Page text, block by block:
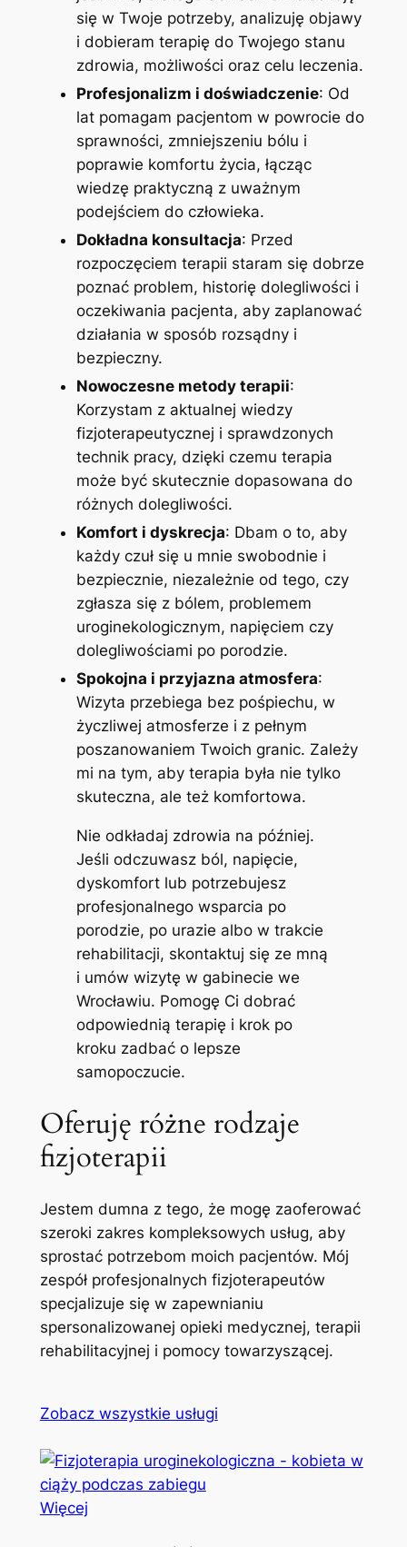
się w Twoje potrzeby, analizuję objawy
i dobieram terapię do Twojego stanu
zdrowia, możliwości oraz celu leczenia.
Profesjonalizm i doświadczenie: Od
lat pomagam pacjentom w powrocie do
sprawności, zmniejszeniu bólu i
poprawie komfortu życia, łącząc
wiedzę praktyczną z uważnym
podejściem do człowieka.
Dokładna konsultacja: Przed
rozpoczęciem terapii staram się dobrze
poznać problem, historię dolegliwości i
oczekiwania pacjenta, aby zaplanować
działania w sposób rozsądny i
bezpieczny.
Nowoczesne metody terapii:
Korzystam z aktualnej wiedzy
fizjoterapeutycznej i sprawdzonych
technik pracy, dzięki czemu terapia
może być skutecznie dopasowana do
różnych dolegliwości.
Komfort i dyskrecja: Dbam o to, aby
każdy czuł się u mnie swobodnie i
bezpiecznie, niezależnie od tego, czy
zgłasza się z bólem, problemem
uroginekologicznym, napięciem czy
dolegliwościami po porodzie.
Spokojna i przyjazna atmosfera:
Wizyta przebiega bez pośpiechu, w
życzliwej atmosferze i z pełnym
poszanowaniem Twoich granic. Zależy
mi na tym, aby terapia była nie tylko
skuteczna, ale też komfortowa.
Nie odkładaj zdrowia na później.
Jeśli odczuwasz ból, napięcie,
dyskomfort lub potrzebujesz
profesjonalnego wsparcia po
porodzie, po urazie albo w trakcie
rehabilitacji, skontaktuj się ze mną
i umów wizytę w gabinecie we
Wrocławiu. Pomogę Ci dobrać
odpowiednią terapię i krok po
kroku zadbać o lepsze
samopoczucie.
Oferuję różne rodzaje
fizjoterapii
Jestem dumna z tego, że mogę zaoferować
szeroki zakres kompleksowych usług, aby
sprostać potrzebom moich pacjentów. Mój
zespół profesjonalnych fizjoterapeutów
specjalizuje się w zapewnianiu
spersonalizowanej opieki medycznej, terapii
rehabilitacyjnej i pomocy towarzyszącej.
Zobacz wszystkie usługi
Więcej